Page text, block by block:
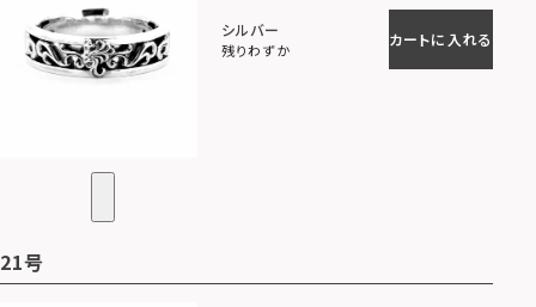
シルバー
残りわずか
カートに入れる
21号